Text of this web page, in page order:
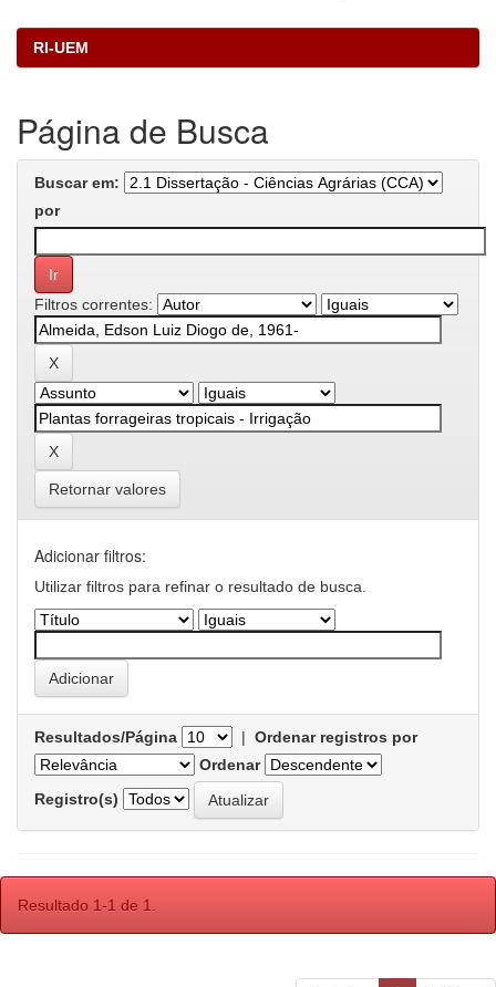
RI-UEM
Página de Busca
Buscar em:
por
Filtros correntes:
Retornar valores
Adicionar filtros:
Utilizar filtros para refinar o resultado de busca.
Resultados/Página | Ordenar registros por
Ordenar
Registro(s)
Resultado 1-1 de 1.